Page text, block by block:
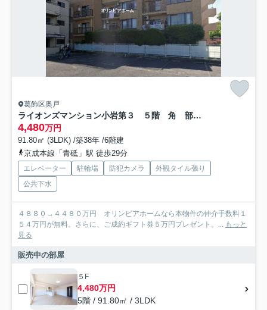
葛飾区奥戸
ライオンズマンション小岩第３ ５階 角 部屋 リ ノベーション済
4,480万円
91.80㎡ (3LDK) /築38年 /6階建
京成本線「青砥」駅 徒歩29分
エレベーター 駐輪場 防犯カメラ
外観タイル張り
公共下水
４８８０→４４８０万円 オリンピアホームなら本物件の仲介手数料１
５４万円が無料。さらに、ご成約ギフト券５万円プレゼント。... もっと
見る
販売中の部屋
５F
4,480万円
5階 / 91.80㎡ / 3LDK